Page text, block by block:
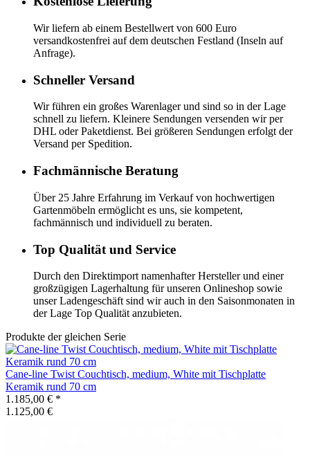
Wir liefern ab einem Bestellwert von 600 Euro
versandkostenfrei auf dem deutschen Festland (Inseln auf
Anfrage).
Schneller Versand
Wir führen ein großes Warenlager und sind so in der Lage
schnell zu liefern. Kleinere Sendungen versenden wir per
DHL oder Paketdienst. Bei größeren Sendungen erfolgt der
Versand per Spedition.
Fachmännische Beratung
Über 25 Jahre Erfahrung im Verkauf von hochwertigen
Gartenmöbeln ermöglicht es uns, sie kompetent,
fachmännisch und individuell zu beraten.
Top Qualität und Service
Durch den Direktimport namenhafter Hersteller und einer
großzügigen Lagerhaltung für unseren Onlineshop sowie
unser Ladengeschäft sind wir auch in den Saisonmonaten in
der Lage Top Qualität anzubieten.
Produkte der gleichen Serie
Cane-line Twist Couchtisch, medium, White mit Tischplatte
Keramik rund 70 cm
1.185,00 € *
1.125,00 €